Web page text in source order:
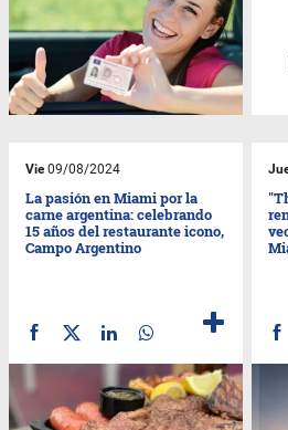
Vie09/08/2024
La pasión en Miami por la
carne argentina: celebrando
15 años del restaurante icono,
Campo Argentino